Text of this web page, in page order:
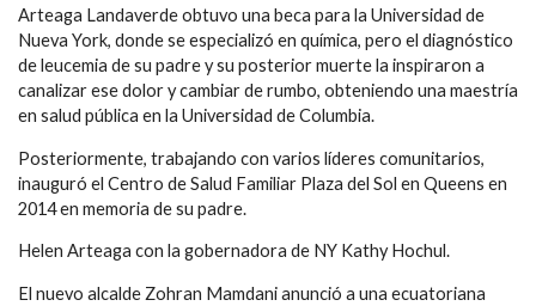
Arteaga Landaverde obtuvo una beca para la Universidad de
Nueva York, donde se especializó en química, pero el diagnóstico
de leucemia de su padre y su posterior muerte la inspiraron a
canalizar ese dolor y cambiar de rumbo, obteniendo una maestría
en salud pública en la Universidad de Columbia.
Posteriormente, trabajando con varios líderes comunitarios,
inauguró el Centro de Salud Familiar Plaza del Sol en Queens en
2014 en memoria de su padre.
Helen Arteaga con la gobernadora de NY Kathy Hochul.
El nuevo alcalde Zohran Mamdani anunció a una ecuatoriana